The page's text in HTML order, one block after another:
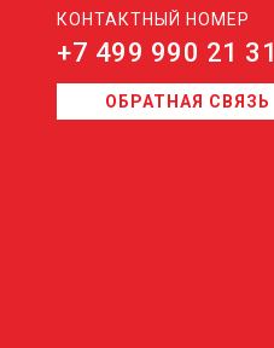
КОНТАКТНЫЙ НОМЕР
+7 499 990 21 31
ОБРАТНАЯ СВЯЗЬ